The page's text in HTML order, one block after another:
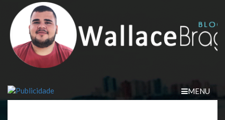
content
MENU